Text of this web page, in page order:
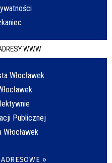
WWW
Włocławek
Publicznej
»